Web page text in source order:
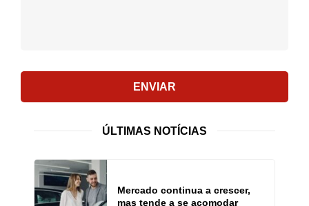
ENVIAR
ÚLTIMAS NOTÍCIAS
Mercado continua a crescer,
mas tende a se acomodar